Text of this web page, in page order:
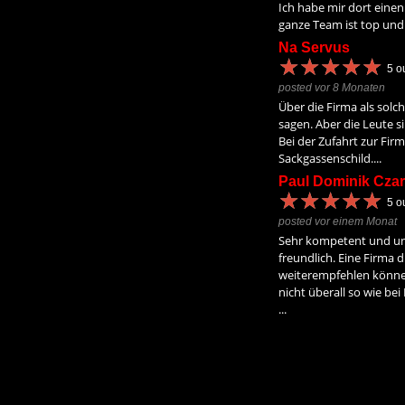
Ich habe mir dort einen
ganze Team ist top
Na Servus
★★★★★
★★★★★ 5
posted vor 8 Monaten
Über die Firma als
sagen. Aber die Leute
Bei der Zufahrt zur
Sackgassenschild....
Paul Dominik
★★★★★
★★★★★ 5
posted vor einem Monat
Sehr kompetent und
freundlich. Eine Firma
weiterempfehlen
nicht überall so wie
...